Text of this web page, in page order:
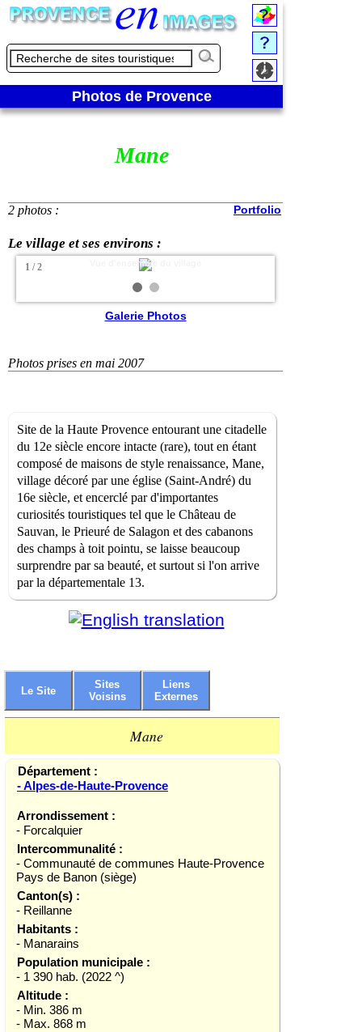
Photos de Provence
Mane
2 photos : Portfolio
Le village et ses environs :
1 / 2 Vue d'ensemble du village
❮
Galerie Photos
Photos prises en mai 2007
Site de la Haute Provence entourant une citadelle
du 12e siècle encore intacte (rare), tout en étant
composé de maisons de style renaissance, Mane,
village décoré par une église (Saint-André) du
16e siècle, et encerclé par d'importantes
curiosités touristiques tel que le Château de
Sauvan, le Prieuré de Salagon et des cabanons
des champs à toit pointu, se laisse beaucoup
surprendre par sa beauté, et surtout si l'on arrive
par la départementale 13.
Le Site
Sites
Voisins
Liens
Externes
Mane
Département :
- Alpes-de-Haute-Provence
Arrondissement :
- Forcalquier
Intercommunalité :
- Communauté de communes Haute-Provence
Pays de Banon (siège)
Canton(s) :
- Reillanne
Habitants :
- Manarains
Population municipale :
- 1 390 hab. (2022 ^)
Altitude :
- Min. 386 m
- Max. 868 m